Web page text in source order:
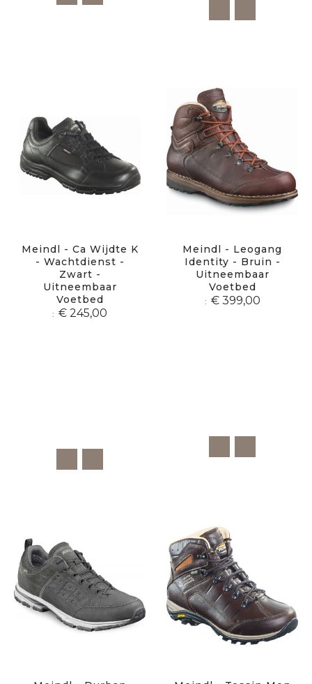
Meindl - Ca Wijdte K
- Wachtdienst -
Zwart -
Uitneembaar
Voetbed
€ 245,00
Meindl - Leogang
Identity - Bruin -
Uitneembaar
Voetbed
€ 399,00